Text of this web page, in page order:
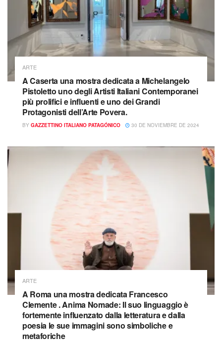
ARTE
A Caserta una mostra dedicata a Michelangelo
Pistoletto uno degli Artisti Italiani Contemporanei
più prolifici e influenti e uno dei Grandi
Protagonisti dell’Arte Povera.
BY GAZZETTINO ITALIANO PATAGÓNICO 30 DE NOVIEMBRE DE 2024
ARTE
A Roma una mostra dedicata Francesco
Clemente . Anima Nomade: Il suo linguaggio è
fortemente influenzato dalla letteratura e dalla
poesia le sue immagini sono simboliche e
metaforiche